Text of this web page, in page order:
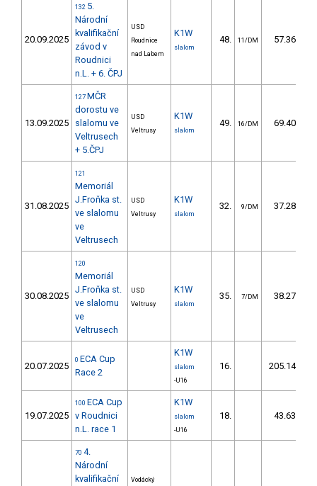
20.09.2025
132 5.
Národní
kvalifikační
závod v
Roudnici
n.L. + 6. ČPJ
USD
Roudnice
nad Labem
K1W
slalom
48. 11/DM 57.36
13.09.2025
127 MČR
dorostu ve
slalomu ve
Veltrusech
+ 5.ČPJ
USD
Veltrusy
K1W
slalom
49. 16/DM 69.40
31.08.2025
121
Memoriál
J.Froňka st.
ve slalomu
ve
Veltrusech
USD
Veltrusy
K1W
slalom
32. 9/DM 37.28
30.08.2025
120
Memoriál
J.Froňka st.
ve slalomu
ve
Veltrusech
USD
Veltrusy
K1W
slalom
35. 7/DM 38.27
20.07.2025
0 ECA Cup
Race 2
K1W
slalom
-U16
16. 205.14
19.07.2025
100 ECA Cup
v Roudnici
n.L. race 1
K1W
slalom
-U16
18. 43.63
70 4.
Národní
kvalifikační
Vodácký